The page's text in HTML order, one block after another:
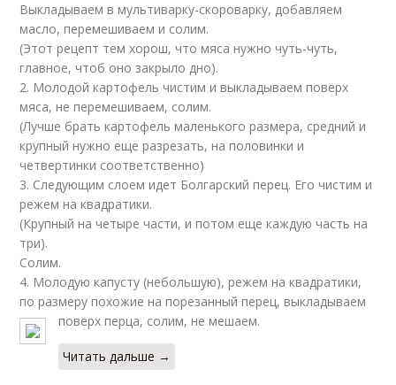
Выкладываем в мультиварку-скороварку, добавляем
масло, перемешиваем и солим.
(Этот рецепт тем хорош, что мяса нужно чуть-чуть,
главное, чтоб оно закрыло дно).
2. Молодой картофель чистим и выкладываем поверх
мяса, не перемешиваем, солим.
(Лучше брать картофель маленького размера, средний и
крупный нужно еще разрезать, на половинки и
четвертинки соответственно)
3. Следующим слоем идет Болгарский перец. Его чистим и
режем на квадратики.
(Крупный на четыре части, и потом еще каждую часть на
три).
Солим.
4. Молодую капусту (небольшую), режем на квадратики,
по размеру похожие на порезанный перец, выкладываем
поверх перца, солим, не мешаем.
Читать дальше →